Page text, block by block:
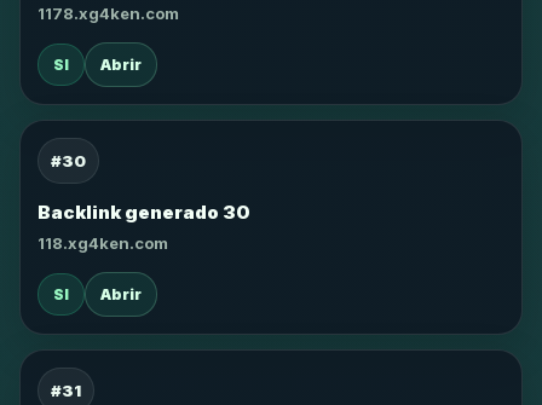
1178.xg4ken.com
SI Abrir
#30
Backlink generado 30
118.xg4ken.com
SI Abrir
#31